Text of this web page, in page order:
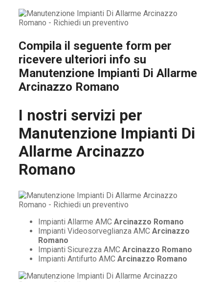
Compila il seguente form per
ricevere ulteriori info su
Manutenzione Impianti Di Allarme
Arcinazzo Romano
I nostri servizi per
Manutenzione Impianti Di
Allarme Arcinazzo
Romano
Impianti Allarme AMC Arcinazzo Romano
Impianti Videosorveglianza AMC Arcinazzo
Romano
Impianti Sicurezza AMC Arcinazzo Romano
Impianti Antifurto AMC Arcinazzo Romano